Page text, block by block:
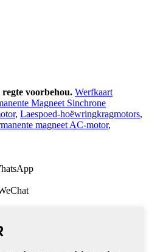
voorbehou. Werfkaart
Magneet Sinchrone
, Laespoed-hoëwringkragmotors,
magneet AC-motor,